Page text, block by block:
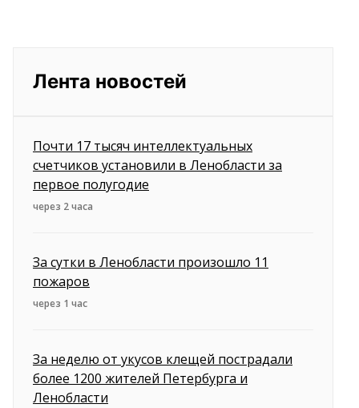
Лента новостей
Почти 17 тысяч интеллектуальных
счетчиков установили в Ленобласти за
первое полугодие
через 2 часа
За сутки в Ленобласти произошло 11
пожаров
через 1 час
За неделю от укусов клещей пострадали
более 1200 жителей Петербурга и
Ленобласти